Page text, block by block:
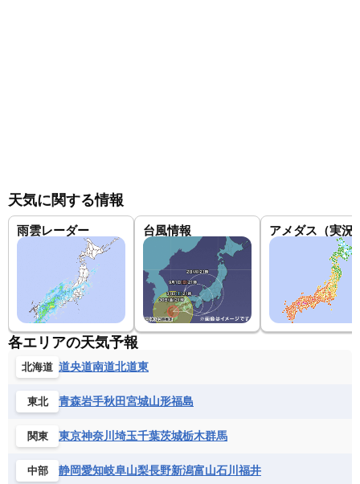
天気に関する情報
雨雲レーダー 台風情報 アメダス（実況
各エリアの天気予報
北海道 道央道南道北道東
東北 青森岩手秋田宮城山形福島
関東 東京神奈川 埼玉千葉茨城栃木群馬
中部 静岡愛知岐阜山梨長野新潟富山石川 福井